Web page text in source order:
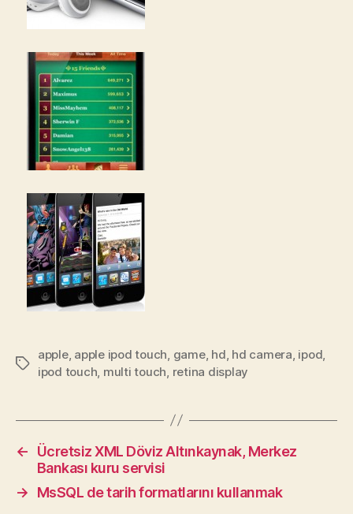
Etiketler
apple, apple ipod touch, game, hd, hd camera, ipod,
ipod touch, multi touch, retina display
←
Ücretsiz XML Döviz Altınkaynak, Merkez
Bankası kuru servisi
→
MsSQL de tarih formatlarını kullanmak